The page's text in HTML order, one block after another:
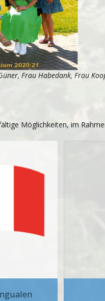
Frau Habedank, Frau
Möglichkeiten, im